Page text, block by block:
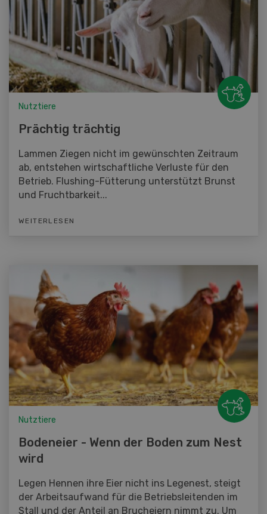
Nutztiere
Prächtig trächtig
Lammen Ziegen nicht im gewünschten Zeitraum
ab, entstehen wirtschaftliche Verluste für den
Betrieb. Flushing-Fütterung unterstützt Brunst
und Fruchtbarkeit...
WEITERLESEN
Nutztiere
Bodeneier - Wenn der Boden zum Nest
wird
Legen Hennen ihre Eier nicht ins Legenest, steigt
der Arbeitsaufwand für die Betriebsleitenden im
Stall und der Anteil an Brucheiern nimmt zu. Um